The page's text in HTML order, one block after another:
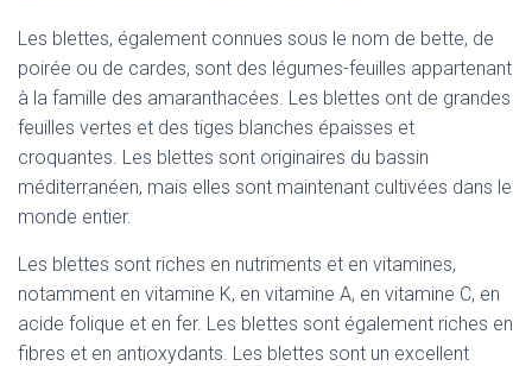
Les blettes, également connues sous le nom de bette, de
poirée ou de cardes, sont des légumes-feuilles appartenant
à la famille des amaranthacées. Les blettes ont de grandes
feuilles vertes et des tiges blanches épaisses et
croquantes. Les blettes sont originaires du bassin
méditerranéen, mais elles sont maintenant cultivées dans le
monde entier.
Les blettes sont riches en nutriments et en vitamines,
notamment en vitamine K, en vitamine A, en vitamine C, en
acide folique et en fer. Les blettes sont également riches en
fibres et en antioxydants. Les blettes sont un excellent